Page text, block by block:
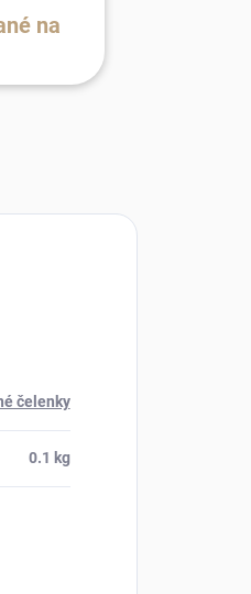
na
čelenky
0.1 kg